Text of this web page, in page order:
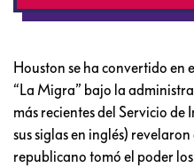
Houston se ha convertido en
“La Migra” bajo la
más recientes del Servicio
sus siglas en inglés)
republicano tomó el poder